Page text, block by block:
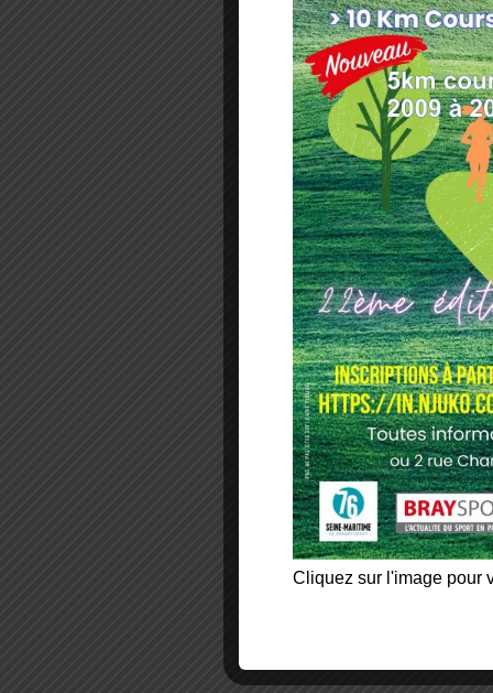
Cliquez sur l'image pour